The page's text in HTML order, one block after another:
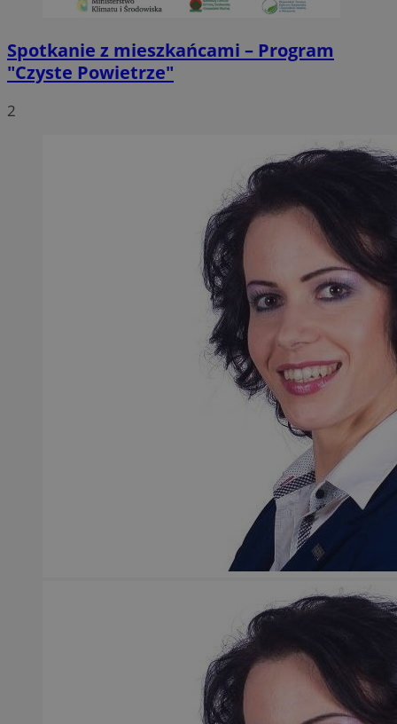
Spotkanie z mieszkańcami – Program
"Czyste Powietrze"
2